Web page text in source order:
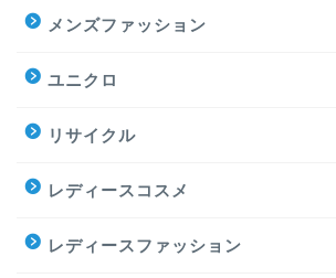
メンズファッション
ユニクロ
リサイクル
レディースコスメ
レディースファッション